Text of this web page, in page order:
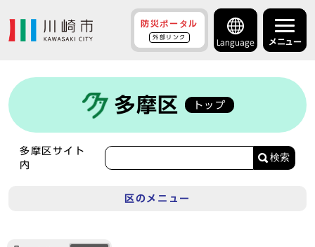
防災ポータル
外部リンク
Language メニュー
多摩区 トップ
多摩区サイト
内
検索
区のメニュー